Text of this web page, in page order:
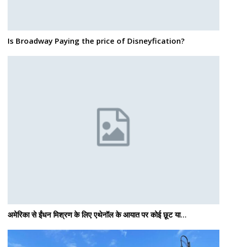
Is Broadway Paying the price of Disneyfication?
अमेरिका से ईंधन मिश्रण के लिए एथेनॉल के आयात पर कोई छूट या…